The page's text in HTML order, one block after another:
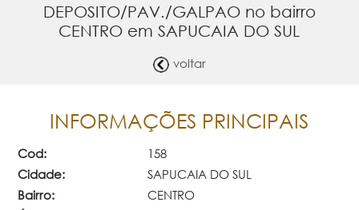
DEPOSITO/PAV./GALPAO no bairro
CENTRO em SAPUCAIA DO SUL
voltar
INFORMAÇÕES PRINCIPAIS
Cod:
158
Cidade:
SAPUCAIA DO SUL
Bairro:
CENTRO